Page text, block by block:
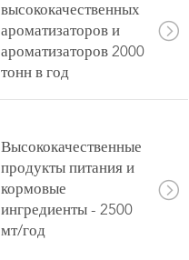
высококачественных
ароматизаторов и
ароматизаторов 2000
тонн в год
Высококачественные
продукты питания и
кормовые
ингредиенты - 2500
мт/год